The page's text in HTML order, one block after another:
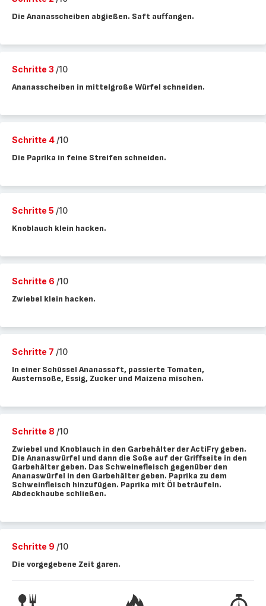
Die Ananasscheiben abgießen. Saft auffangen.
Schritte 3 /10
Ananasscheiben in mittelgroße Würfel schneiden.
Schritte 4 /10
Die Paprika in feine Streifen schneiden.
Schritte 5 /10
Knoblauch klein hacken.
Schritte 6 /10
Zwiebel klein hacken.
Schritte 7 /10
In einer Schüssel Ananassaft, passierte Tomaten,
Austernsoße, Essig, Zucker und Maizena mischen.
Schritte 8 /10
Zwiebel und Knoblauch in den Garbehälter der ActiFry geben.
Die Ananaswürfel und dann die Soße auf der Griffseite in den
Garbehälter geben. Das Schweinefleisch gegenüber den
Ananaswürfel in den Garbehälter geben. Paprika zu dem
Schweinfleisch hinzufügen. Paprika mit Öl beträufeln.
Abdeckhaube schließen.
Schritte 9 /10
Die vorgegebene Zeit garen.